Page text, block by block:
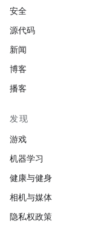
安全
源代码
新闻
博客
播客
发现
游戏
机器学习
健康与健身
相机与媒体
隐私权政策